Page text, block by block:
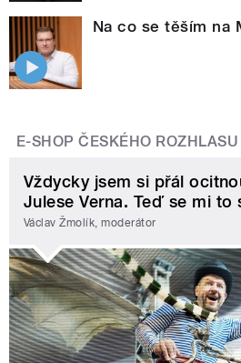
Na co se těším na
E-SHOP ČESKÉHO ROZHLASU
Vždycky jsem si přál
Julese Verna. Teď se mi to
Václav Žmolík, moderátor